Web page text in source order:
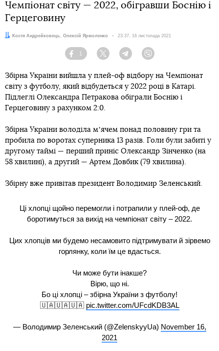
Чемпіонат світу — 2022, обігравши Боснію і
Герцеговину
Автори:
Костя Андрейковець , Олексій Ярмоленко Дата:
23:37, 16 листопада 2021
Facebook
1
Twitter TelegramViber
Збірна України вийшла у плей-оф відбору на Чемпіонат
світу з футболу, який відбудеться у 2022 році в Катарі.
Підлеглі Олександра Петракова обіграли Боснію і
Герцеговину з рахунком 2:0.
Збірна України володіла мʼячем понад половину гри та
пробила по воротах суперника 13 разів. Голи були забиті у
другому таймі — перший приніс Олександр Зінченко (на
58 хвилині), а другий — Артем Довбик (79 хвилина).
Збірну вже привітав президент Володимир Зеленський.
Ці хлопці щойно перемогли і потрапили у плей-оф, де
боротимуться за вихід на чемпіонат світу – 2022.
Цих хлопців ми будемо несамовито підтримувати й зірвемо
горлянку, коли їм це вдасться.
Чи може бути інакше?
Вірю, що ні.
Бо ці хлопці – збірна України з футболу!
🇺🇦🇺🇦🇺🇦 pic.twitter.com/UFcdKDB3AL
— Володимир Зеленський (@ZelenskyyUa) November 16,
2021